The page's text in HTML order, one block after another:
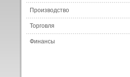
Производство
Торговля
Финансы